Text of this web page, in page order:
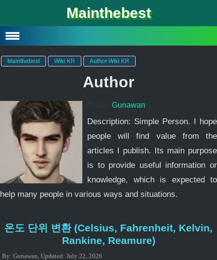
Mainthebest
Privacy Policy
Mainthebest Wiki KR Author Wiki KR
Author
Gunawan
Description: Simple Person. I hope
people will find value from the
articles I publish. Its main purpose
is to provide useful information or
knowledge, which is expected to
help many people in various ways and situations.
온도 단위 변환 (Celsius, Fahrenheit, Kelvin,
Rankine, Reamure)
By:Gunawan,Updated:July 22, 2026